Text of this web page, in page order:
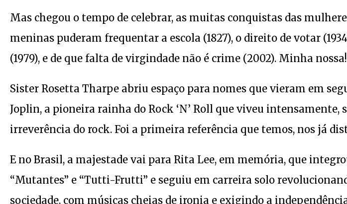
Mas chegou o tempo de celebrar, as muitas conquistas das
meninas puderam frequentar a escola (1827), o direito de votar
(1979), e de que falta de virgindade não é crime (2002). Minha nossa!
Sister Rosetta Tharpe abriu espaço para nomes que vieram em
Joplin, a pioneira rainha do Rock ‘N’ Roll que viveu intensamente,
irreverência do rock. Foi a primeira referência que temos, nos já
E no Brasil, a majestade vai para Rita Lee, em memória, que
“Mutantes” e “Tutti-Frutti” e seguiu em carreira solo
sociedade, com músicas cheias de ironia e exigindo a